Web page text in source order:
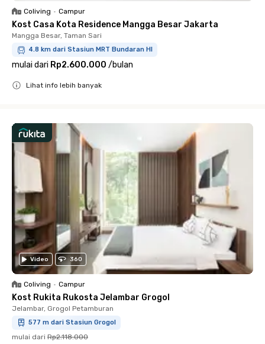
Coliving • Campur
Kost Casa Kota Residence Mangga Besar Jakarta
Mangga Besar, Taman Sari
4.8 km dari Stasiun MRT Bundaran HI
mulai dari Rp2.600.000 /bulan
Lihat info lebih banyak
Video 360
Coliving • Campur
Kost Rukita Rukosta Jelambar Grogol
Jelambar, Grogol Petamburan
577 m dari Stasiun Grogol
mulai dari Rp2.118.000